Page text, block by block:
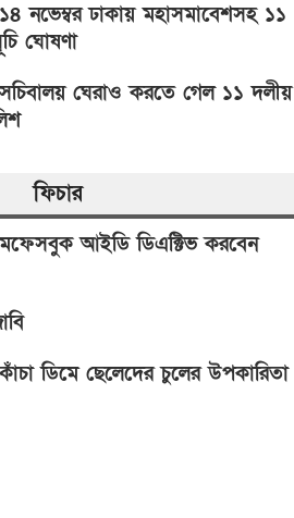
১৪ নভেম্বর ঢাকায় মহাসমাবেশসহ ১১
ঘোষণা
ঘেরাও করতে গেল ১১ দলীয়
ফিচার
আইডি ডিএক্টিভ করবেন
ডিমে ছেলেদের চুলের উপকারিতা